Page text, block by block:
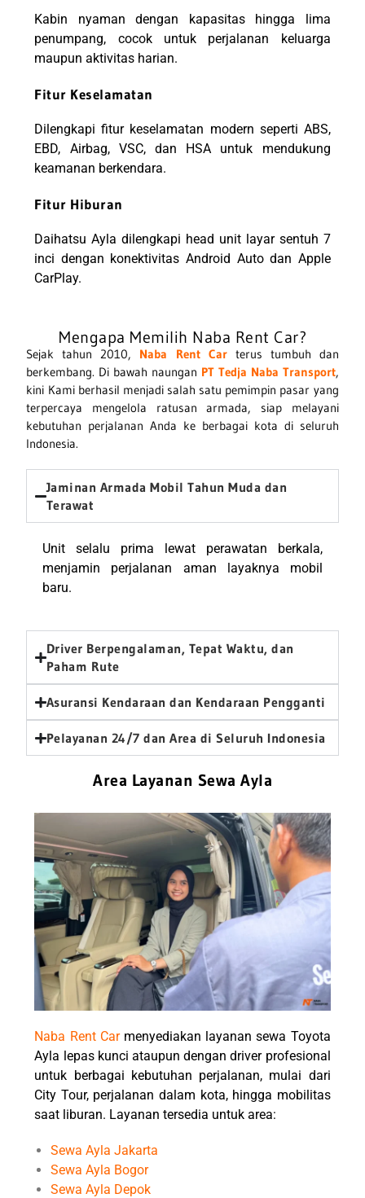
Kabin nyaman dengan kapasitas hingga lima
penumpang, cocok untuk perjalanan keluarga
maupun aktivitas harian.
Fitur Keselamatan
Dilengkapi fitur keselamatan modern seperti ABS,
EBD, Airbag, VSC, dan HSA untuk mendukung
keamanan berkendara.
Fitur Hiburan
Daihatsu Ayla dilengkapi head unit layar sentuh 7
inci dengan konektivitas Android Auto dan Apple
CarPlay.
Mengapa Memilih Naba Rent Car?
Sejak tahun 2010, Naba Rent Carterus tumbuh dan
berkembang. Di bawah naungan PT Tedja Naba Transport,
kini Kami berhasil menjadi salah satu pemimpin pasar yang
terpercaya mengelola ratusan armada, siap melayani
kebutuhan perjalanan Anda ke berbagai kota di seluruh
Indonesia.
Jaminan Armada Mobil Tahun Muda dan
Terawat
Unit selalu prima lewat perawatan berkala,
menjamin perjalanan aman layaknya mobil
baru.
Driver Berpengalaman, Tepat Waktu, dan
Paham Rute
Asuransi Kendaraan dan Kendaraan Pengganti
Pelayanan 24/7 dan Area di Seluruh Indonesia
Area Layanan Sewa Ayla
Naba Rent Car menyediakan layanan sewa Toyota
Ayla lepas kunci ataupundengan driver profesional
untuk berbagai kebutuhan perjalanan, mulai dari
City Tour, perjalanan dalam kota, hingga mobilitas
saat liburan. Layanan tersedia untuk area:
Sewa AylaJakarta
Sewa Ayla Bogor
Sewa Ayla Depok